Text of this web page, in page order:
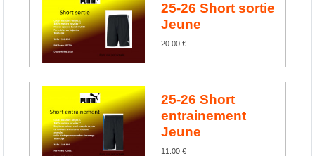
25-26 Short sortie
Jeune
20.00 €
25-26 Short
entrainement
Jeune
11.00 €